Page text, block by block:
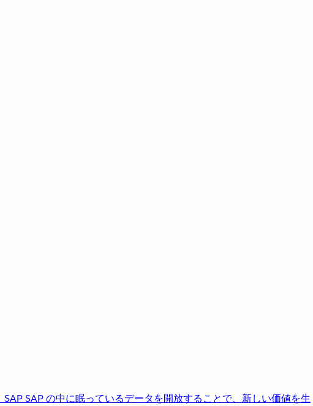
SAPSAP の中に眠っているデータを開放することで、新しい価値を生